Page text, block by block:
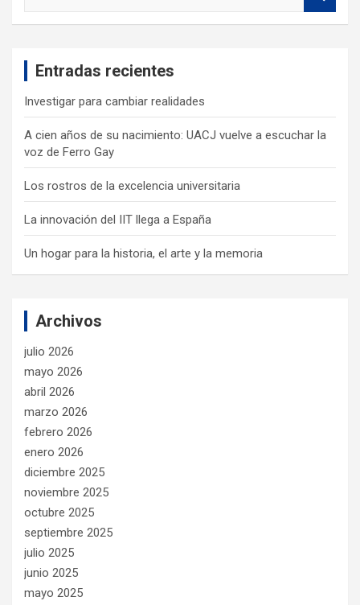
Entradas recientes
Investigar para cambiar realidades
A cien años de su nacimiento: UACJ vuelve a escuchar la
voz de Ferro Gay
Los rostros de la excelencia universitaria
La innovación del IIT llega a España
Un hogar para la historia, el arte y la memoria
Archivos
julio 2026
mayo 2026
abril 2026
marzo 2026
febrero 2026
enero 2026
diciembre 2025
noviembre 2025
octubre 2025
septiembre 2025
julio 2025
junio 2025
mayo 2025